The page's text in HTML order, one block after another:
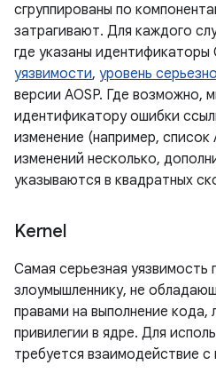
сгруппированы по
затрагивают. Для каждого
где указаны идентификаторы
уязвимости, уровень
версии AOSP. Где возможно,
идентификатору ошибки
изменение (например, список
изменений несколько,
указываются в квадратных
Kernel
Самая серьезная уязвимость
злоумышленнику, не
правами на выполнение кода,
привилегии в ядре. Для
требуется взаимодействие с